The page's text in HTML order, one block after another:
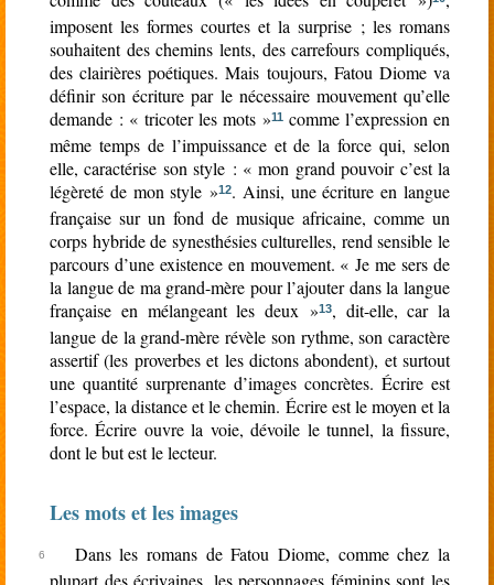
imposent les formes courtes et la surprise ; les romans
souhaitent des chemins lents, des carrefours compliqués,
des clairières poétiques. Mais toujours, Fatou Diome va
définir son écriture par le nécessaire mouvement qu’elle
demande : « tricoter les mots »11 comme l’expression en
même temps de l’impuissance et de la force qui, selon
elle, caractérise son style : « mon grand pouvoir c’est la
légèreté de mon style »12. Ainsi, une écriture en langue
française sur un fond de musique africaine, comme un
corps hybride de synesthésies culturelles, rend sensible le
parcours d’une existence en mouvement. « Je me sers de
la langue de ma grand-mère pour l’ajouter dans la langue
française en mélangeant les deux »13, dit-elle, car la
langue de la grand-mère révèle son rythme, son caractère
assertif (les proverbes et les dictons abondent), et surtout
une quantité surprenante d’images concrètes. Écrire est
l’espace, la distance et le chemin. Écrire est le moyen et la
force. Écrire ouvre la voie, dévoile le tunnel, la fissure,
dont le but est le lecteur.
Les mots et les images
Dans les romans de Fatou Diome, comme chez la